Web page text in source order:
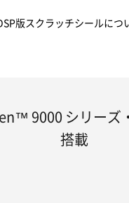
版スクラッチシールにつ
9000 シリーズ
搭載